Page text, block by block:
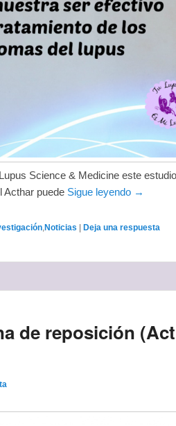
Science & Medicine este
Acthar puede Sigue leyendo →
,Noticias Deja una respuesta
de reposición